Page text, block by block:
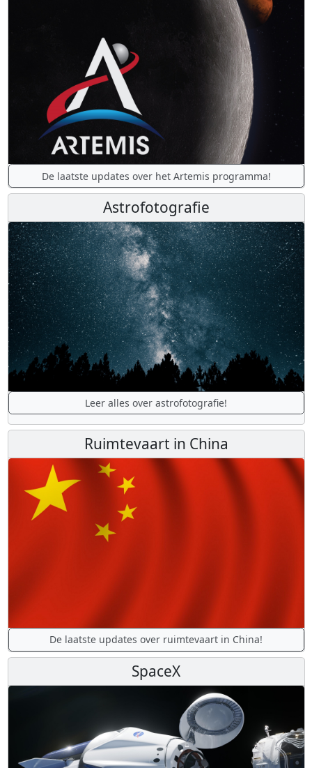
De laatste updates over het Artemis programma!
Astrofotografie
Leer alles over astrofotografie!
Ruimtevaart in China
De laatste updates over ruimtevaart in China!
SpaceX